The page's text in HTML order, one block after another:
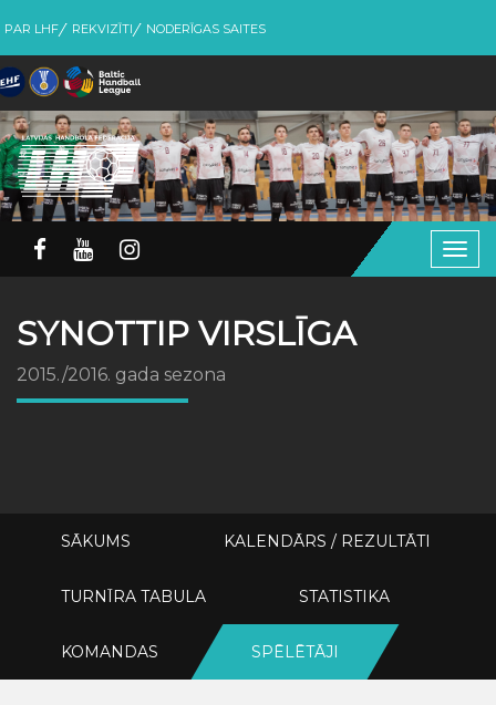
PAR LHF REKVIZĪTI NODERĪGAS SAITES
SYNOTTIP VIRSLĪGA
2015./2016. gada sezona
SĀKUMS KALENDĀRS / REZULTĀTI
TURNĪRA TABULA STATISTIKA
KOMANDAS SPĒLĒTĀJI